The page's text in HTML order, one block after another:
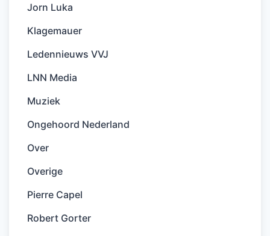
Jorn Luka
Klagemauer
Ledennieuws VVJ
LNN Media
Muziek
Ongehoord Nederland
Over
Overige
Pierre Capel
Robert Gorter